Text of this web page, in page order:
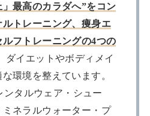
最高のカラダへ”をコン
トレーニング、痩身エ
フトレーニングの4つの
ダイエットやボディメイ
環境を整えています。
タルウェア・シュー
ネラルウォーター・プ